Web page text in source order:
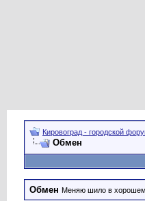
Кировоград - городской
Обмен
Обмен Меняю шило в хорошем